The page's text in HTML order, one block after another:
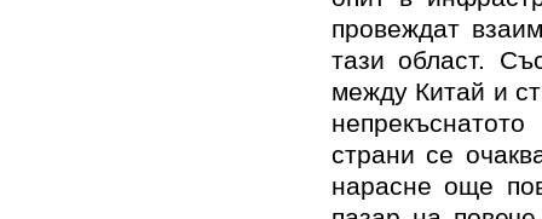
провеждат
тази област.
между Китай и
страни се
нарасне още